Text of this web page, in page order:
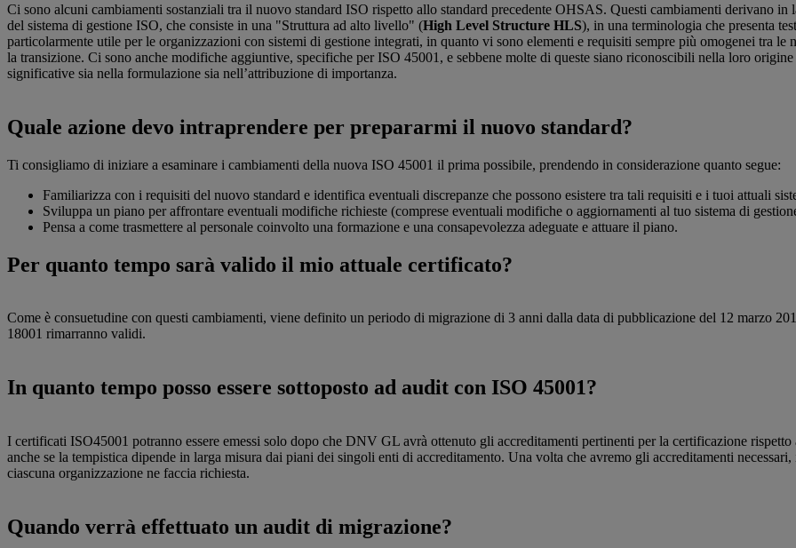
Ci sono alcuni cambiamenti sostanziali tra il nuovo standard ISO rispetto allo standard precedente OHSAS. Questi cambiamenti derivano
del sistema di gestione ISO, che consiste in una "Struttura ad alto livello" (High Level Structure HLS), in una terminologia che presenta
particolarmente utile per le organizzazioni con sistemi di gestione integrati, in quanto vi sono elementi e requisiti sempre più omogenei tra
la transizione. Ci sono anche modifiche aggiuntive, specifiche per ISO 45001, e sebbene molte di queste siano riconoscibili nella loro
significative sia nella formulazione sia nell’attribuzione di importanza.
Quale azione devo intraprendere per prepararmi il nuovo standard?
Ti consigliamo di iniziare a esaminare i cambiamenti della nuova ISO 45001 il prima possibile, prendendo in considerazione quanto segue:
Familiarizza con i requisiti del nuovo standard e identifica eventuali discrepanze che possono esistere tra tali requisiti e i tuoi attuali
Sviluppa un piano per affrontare eventuali modifiche richieste (comprese eventuali modifiche o aggiornamenti al tuo sistema di
Pensa a come trasmettere al personale coinvolto una formazione e una consapevolezza adeguate e attuare il piano.
Per quanto tempo sarà valido il mio attuale certificato?
Come è consuetudine con questi cambiamenti, viene definito un periodo di migrazione di 3 anni dalla data di pubblicazione del 12 marzo
18001 rimarranno validi.
In quanto tempo posso essere sottoposto ad audit con ISO 45001?
I certificati ISO45001 potranno essere emessi solo dopo che DNV GL avrà ottenuto gli accreditamenti pertinenti per la certificazione
anche se la tempistica dipende in larga misura dai piani dei singoli enti di accreditamento. Una volta che avremo gli accreditamenti
ciascuna organizzazione ne faccia richiesta.
Quando verrà effettuato un audit di migrazione?